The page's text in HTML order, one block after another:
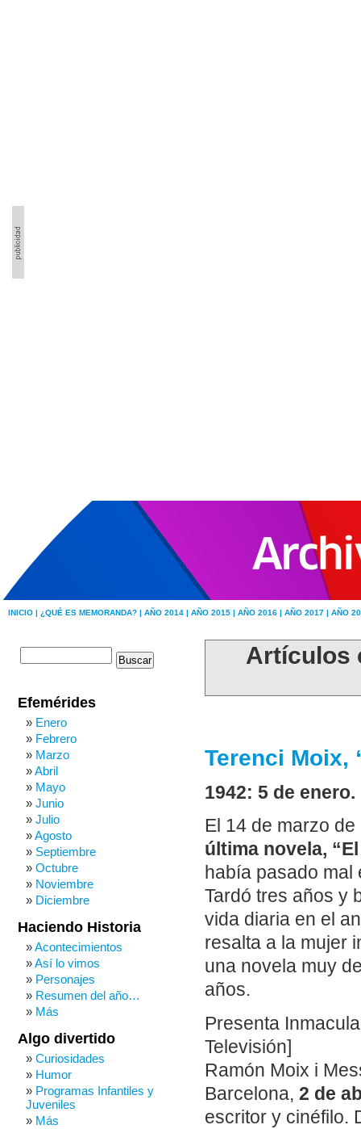
INICIO | ¿QUÉ ES MEMORANDA? | AÑO 2014 | AÑO 2015 | AÑO 2016 | AÑO 2017 | AÑO
Artículos
Terenci Moix,
1942: 5 de
El 14 de marzo
última novela,
había pasado
Tardó tres años y
vida diaria en el
resalta a la mujer
una novela muy
años.
Presenta
Televisión]
Ramón Moix i
Barcelona, 2 de
escritor y cinéfilo.
Efemérides
Enero
Febrero
Marzo
Abril
Mayo
Junio
Julio
Agosto
Septiembre
Octubre
Noviembre
Diciembre
Haciendo Historia
Acontecimientos
Así lo vimos
Personajes
Resumen del año…
Más
Algo divertido
Curiosidades
Humor
Programas Infantiles y
Juveniles
Más